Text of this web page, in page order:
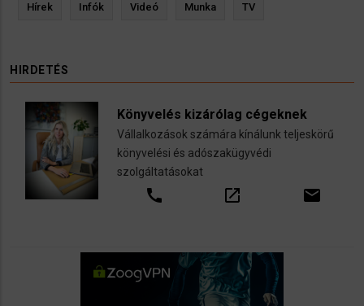
Hírek Infók Videó Munka TV
HIRDETÉS
Könyvelés kizárólag cégeknek
Vállalkozások számára kínálunk teljeskörű
könyvelési és adószakügyvédi
szolgáltatásokat
call open_in_new email